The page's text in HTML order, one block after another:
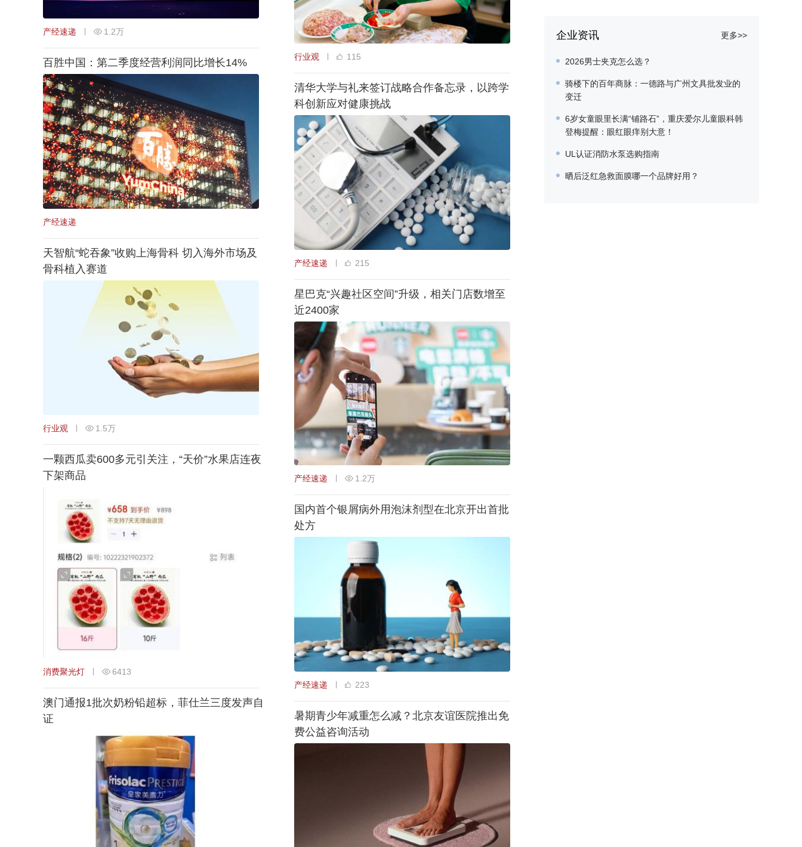
产经速递 1.2万
行业观 115
百胜中国：第二季度经营利润同比增长14%
产经速递
清华大学与礼来签订战略合作备忘录，以跨学
科创新应对健康挑战
产经速递 215
天智航“蛇吞象”收购上海骨科 切入海外市场及
骨科植入赛道
行业观 1.5万
星巴克“兴趣社区空间”升级，相关门店数增至
近2400家
产经速递 1.2万
一颗西瓜卖600多元引关注，“天价”水果店连夜
下架商品
消费聚光灯 6413
国内首个银屑病外用泡沫剂型在北京开出首批
处方
产经速递 223
澳门通报1批次奶粉铅超标，菲仕兰三度发声自
证
暑期青少年减重怎么减？北京友谊医院推出免
费公益咨询活动
企业资讯 更多>>
2026男士夹克怎么选？
骑楼下的百年商脉：一德路与广州文具批发业的
变迁
6岁女童眼里长满“铺路石”，重庆爱尔儿童眼科韩
登梅提醒：眼红眼痒别大意！
UL认证消防水泵选购指南
​晒后泛红急救面膜哪一个品牌好用？